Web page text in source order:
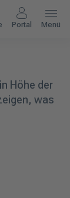
Portal Menü
Höhe der
was